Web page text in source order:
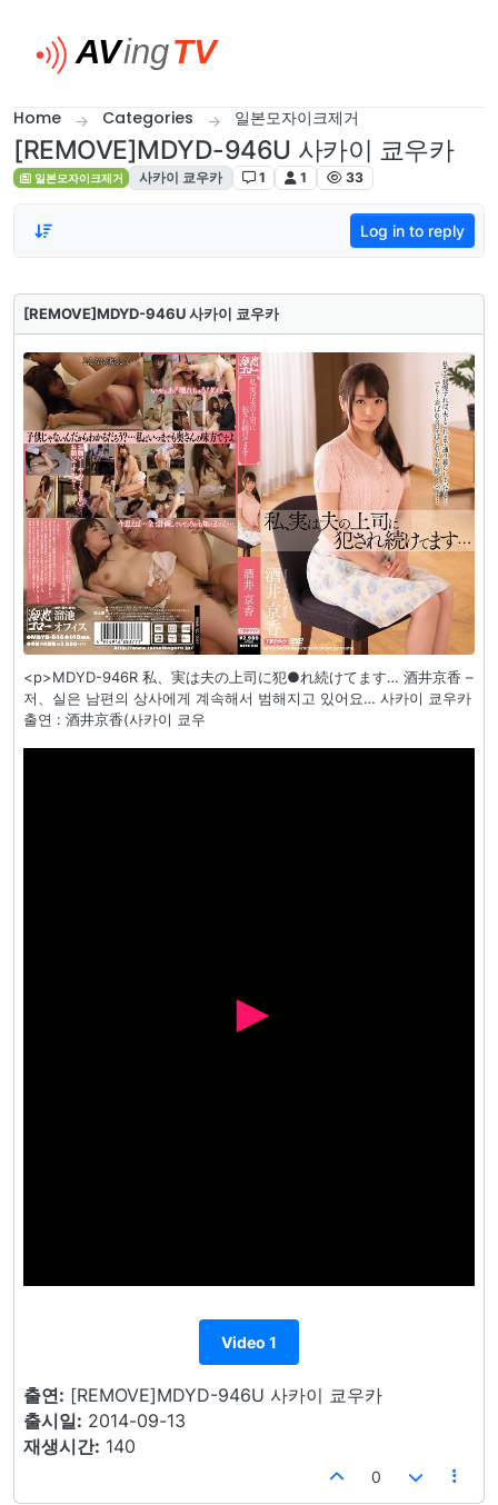
Home Categories 일본모자이크제거
[REMOVE]MDYD-946U 사카이 쿄우카
일본모자이크제거 사카이 쿄우카 1 1 33
Log in to reply
[REMOVE]MDYD-946U 사카이 쿄우카
<p>MDYD-946R 私、実は夫の上司に犯●れ続けてます… 酒井京香 –
저、실은 남편의 상사에게 계속해서 범해지고 있어요… 사카이 쿄우카
출연 : 酒井京香(사카이 쿄우
Video 1
출연: [REMOVE]MDYD-946U 사카이 쿄우카
출시일: 2014-09-13
재생시간: 140
0